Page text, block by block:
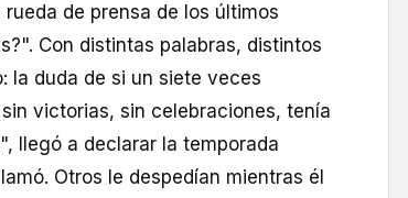
de prensa de los últimos
Con distintas palabras, distintos
la duda de si un siete veces
victorias, sin celebraciones, tenía
llegó a declarar la temporada
Otros le despedían mientras él